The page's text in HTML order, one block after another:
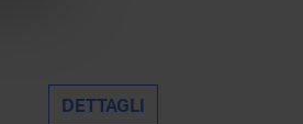
DETTAGLI